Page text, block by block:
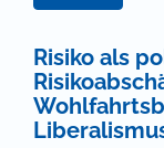
Risiko als